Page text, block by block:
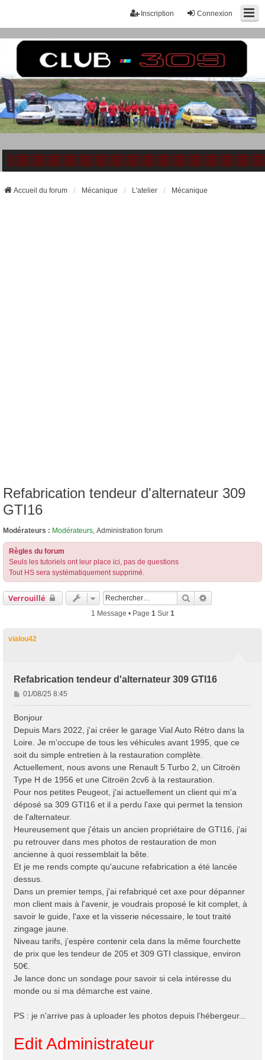
Connexion
Inscription
Accueil du forum Mécanique L'atelier Mécanique
Refabrication tendeur d'alternateur 309
GTI16
Modérateurs : Modérateurs, Administration forum
Règles du forum
Seuls les tutoriels ont leur place ici, pas de questions
Tout HS sera systématiquement supprimé.
Verrouillé Rechercher
1 Message • Page 1Sur 1
vialou42
Refabrication tendeur d'alternateur 309 GTI16
M
e
a
g
e
01/08/25 8:45
Bonjour
Depuis Mars 2022, j'ai créer le garage Vial Auto Rétro dans la
Loire. Je m'occupe de tous les véhicules avant 1995, que ce
soit du simple entretien à la restauration complète.
Actuellement, nous avons une Renault 5 Turbo 2, un Citroën
Type H de 1956 et une Citroën 2cv6 à la restauration.
Pour nos petites Peugeot, j'ai actuellement un client qui m'a
déposé sa 309 GTI16 et il a perdu l'axe qui permet la tension
de l'alternateur.
Heureusement que j'étais un ancien propriétaire de GTI16, j'ai
pu retrouver dans mes photos de restauration de mon
ancienne à quoi ressemblait la bête.
Et je me rends compte qu'aucune refabrication a été lancée
dessus.
Dans un premier temps, j'ai refabriqué cet axe pour dépanner
mon client mais à l'avenir, je voudrais proposé le kit complet, à
savoir le guide, l'axe et la visserie nécessaire, le tout traité
zingage jaune.
Niveau tarifs, j’espère contenir cela dans la même fourchette
de prix que les tendeur de 205 et 309 GTI classique, environ
50€.
Je lance donc un sondage pour savoir si cela intéresse du
monde ou si ma démarche est vaine.
PS : je n'arrive pas à uploader les photos depuis l’hébergeur...
Edit Administrateur